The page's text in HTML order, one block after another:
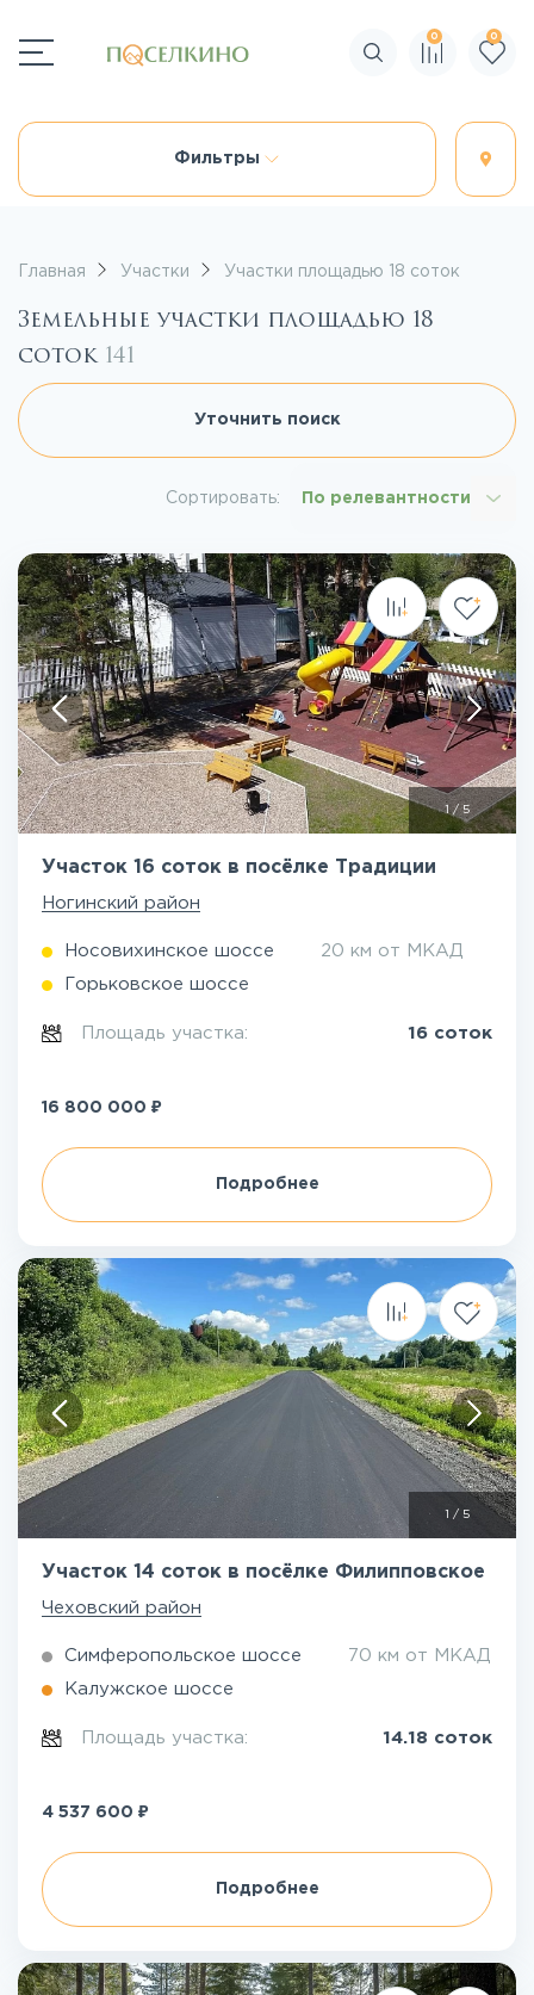
Поиск по сайту
0 0
Фильтры
Главная Участки Участки площадью 18 соток
Земельные участки площадью 18
соток 141
Уточнить поиск
Сортировать: По релевантности
1 /5
Участок 16 соток в посёлке Традиции
Ногинский район
Носовихинское шоссе 20 км от МКАД
Горьковское шоссе
Площадь участка: 16 соток
16 800 000 ₽
Подробнее
/ 5
Участок 14 соток в посёлке Филипповское
Чеховский район
Симферопольское шоссе 70 км от МКАД
Калужское шоссе
Площадь участка: 14.18 соток
4 537 600 ₽
Подробнее